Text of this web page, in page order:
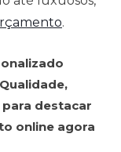
.
destacar
online agora